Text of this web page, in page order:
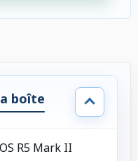
boîte
R5 Mark II